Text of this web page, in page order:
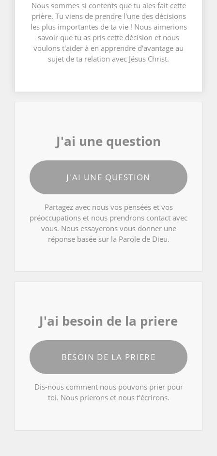
Nous sommes si contents que tu aies fait cette
prière. Tu viens de prendre l'une des décisions
les plus importantes de ta vie ! Nous aimerions
savoir que tu as pris cette décision et nous
voulons t'aider à en apprendre d'avantage au
sujet de ta relation avec Jésus Christ.
J'ai une question
J'AI UNE QUESTION
Partagez avec nous vos pensées et vos
préoccupations et nous prendrons contact avec
vous. Nous essayerons vous donner une
réponse basée sur la Parole de Dieu.
J'ai besoin de la priere
BESOIN DE LA PRIERE
Dis-nous comment nous pouvons prier pour
toi. Nous prierons et nous t'écrirons.